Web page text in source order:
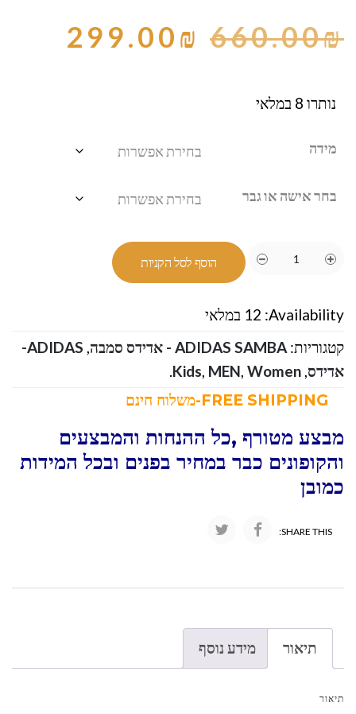
660.00₪
299.00₪
נותרו 8 במלאי
מידה
בחר אישה או גבר
הוסף לסל הקניות
Availability: 12 במלאי
קטגוריות: ADIDAS SAMBA - אדידס סמבה ,
ADIDAS-
אדידס,
Kids, MEN, Women
.
מבצע מטורף ,כל ההנחות והמבצעים
והקופונים כבר במחיר בפנים ובכל המידות
כמובן
SHARE THIS:
תיאור מידע נוסף
תיאור